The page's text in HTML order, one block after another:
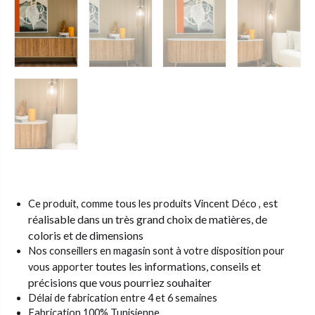
Ce produit, comme tous les produits Vincent Déco , est
réalisable dans un très grand choix de matières,de
coloris et de dimensions
Nos conseillers en magasin sont à votre disposition pour
vous apportertoutes les informations, conseils et
précisions que vous pourriez souhaiter
Délai de fabrication entre 4 et 6 semaines